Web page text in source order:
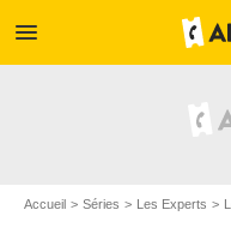
menu
Accueil Séries Les Experts